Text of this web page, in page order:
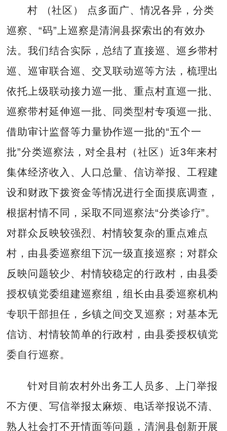
村 （社区） 点多面广、情况各异，分类
巡察、“码”上巡察是清涧县探索出的有效办
法。我们结合实际，总结了直接巡、巡乡带村
巡、巡审联合巡、交叉联动巡等方法，梳理出
依托上级联动接力巡一批、重点村直巡一批、
巡察带村延伸巡一批、同类型村专项巡一批、
借助审计监督等力量协作巡一批的“五个一
批”分类巡察法，对全县村（社区）近3年来村
集体经济收入、人口总量、信访举报、工程建
设和财政下拨资金等情况进行全面摸底调查，
根据村情不同，采取不同巡察法“分类诊疗”。
对群众反映较强烈、村情较复杂的重点难点
村，由县委巡察组下沉一级直接巡察；对群众
反映问题较少、村情较稳定的行政村，由县委
授权镇党委组建巡察组，组长由县委巡察机构
专职干部担任，乡镇之间交叉巡察；对基本无
信访、村情较简单的行政村，由县委授权镇党
委自行巡察。
针对目前农村外出务工人员多、上门举报
不方便、写信举报太麻烦、电话举报说不清、
熟人社会打不开情面等问题，清涧县创新开展